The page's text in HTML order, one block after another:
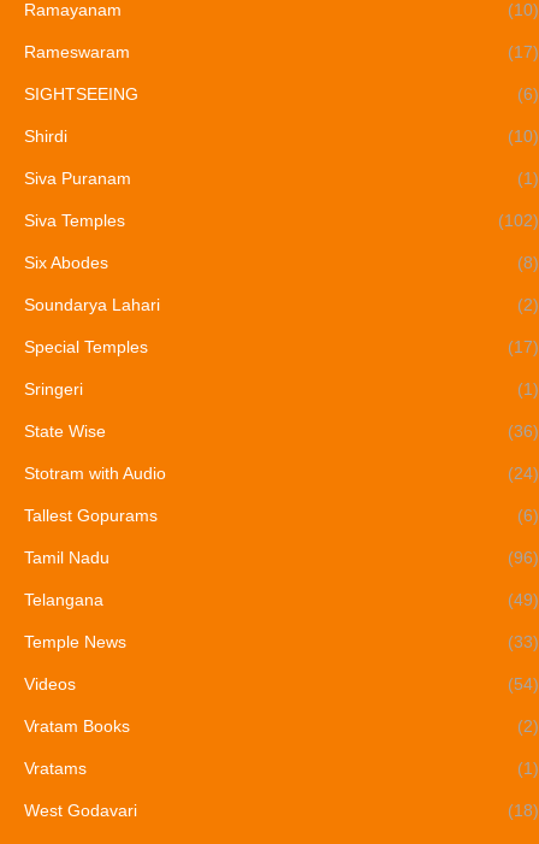
Ramayanam (10)
Rameswaram (17)
SIGHTSEEING (6)
Shirdi (10)
Siva Puranam (1)
Siva Temples (102)
Six Abodes (8)
Soundarya Lahari (2)
Special Temples (17)
Sringeri (1)
State Wise (36)
Stotram with Audio (24)
Tallest Gopurams (6)
Tamil Nadu (96)
Telangana (49)
Temple News (33)
Videos (54)
Vratam Books (2)
Vratams (1)
West Godavari (18)